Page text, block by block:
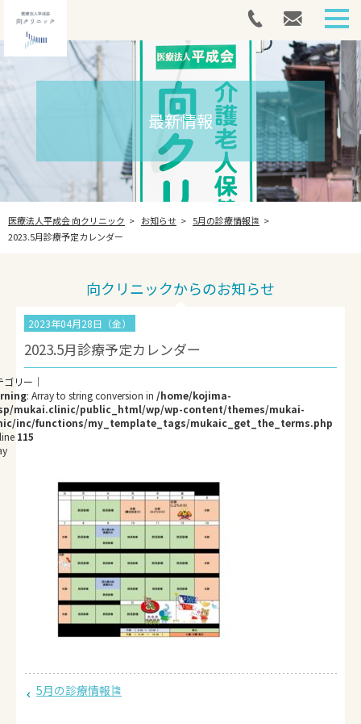
アートメイク
採用情報
お問い合わせ
最新情報
医療法人平成会 向クリニック お知らせ
5月の診療情報🎏
2023.5月診療予定カレンダー
向クリニックからのお知らせ
2023年04月28日（金）
2023.5月診療予定カレンダー
: Array to string conversion in /home/kojima-
mukai.clinic/public_html/wp/wp-content/themes/mukai-
inc/functions/my_template_tags/mukaic_get_the_terms.php
115
5月の診療情報🎏